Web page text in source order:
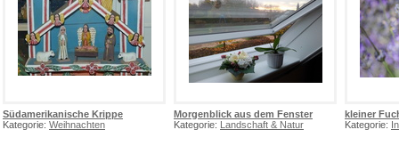
Südamerikanische Krippe
Kategorie: Weihnachten
Morgenblick aus dem Fenster
Kategorie: Landschaft & Natur
kleiner
Kategorie: